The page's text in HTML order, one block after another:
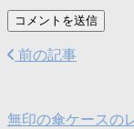
前の記事
無印の傘ケースの